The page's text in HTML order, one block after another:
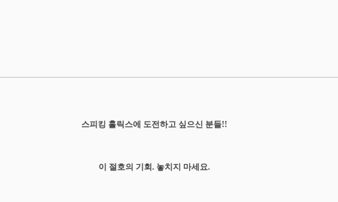
스피킹 홀릭스에 도전하고 싶으신 분들!!
이 절호의 기회. 놓치지 마세요.